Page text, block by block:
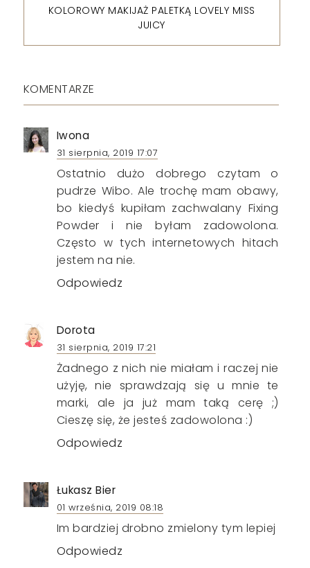
KOLOROWY MAKIJAŻ PALETKĄ LOVELY MISS
JUICY
KOMENTARZE
Iwona
31 sierpnia, 2019 17:07
Ostatnio dużo dobrego czytam o
pudrze Wibo. Ale trochę mam obawy,
bo kiedyś kupiłam zachwalany Fixing
Powder i nie byłam zadowolona.
Często w tych internetowych hitach
jestem na nie.
Odpowiedz
Dorota
31 sierpnia, 2019 17:21
Żadnego z nich nie miałam i raczej nie
użyję, nie sprawdzają się u mnie te
marki, ale ja już mam taką cerę ;)
Cieszę się, że jesteś zadowolona :)
Odpowiedz
Łukasz Bier
01 września, 2019 08:18
Im bardziej drobno zmielony tym lepiej
Odpowiedz